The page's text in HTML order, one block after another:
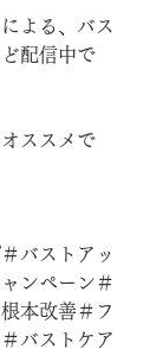
よる、バス
配信中で
ススメで
バストアッ
ンペーン＃
本改善＃フ
バストケア